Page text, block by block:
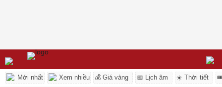
Mới nhất Xem nhiều 💰 Giá vàng 📅 Lịch âm ☀️ Thời tiết